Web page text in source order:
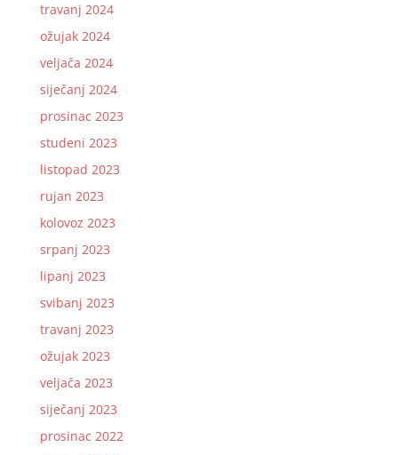
travanj 2024
ožujak 2024
veljača 2024
siječanj 2024
prosinac 2023
studeni 2023
listopad 2023
rujan 2023
kolovoz 2023
srpanj 2023
lipanj 2023
svibanj 2023
travanj 2023
ožujak 2023
veljača 2023
siječanj 2023
prosinac 2022